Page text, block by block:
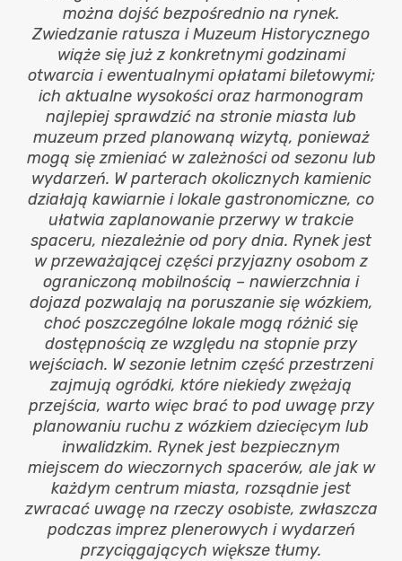
można dojść bezpośrednio na rynek.
Zwiedzanie ratusza i Muzeum Historycznego
wiąże się już z konkretnymi godzinami
otwarcia i ewentualnymi opłatami biletowymi;
ich aktualne wysokości oraz harmonogram
najlepiej sprawdzić na stronie miasta lub
muzeum przed planowaną wizytą, ponieważ
mogą się zmieniać w zależności od sezonu lub
wydarzeń. W parterach okolicznych kamienic
działają kawiarnie i lokale gastronomiczne, co
ułatwia zaplanowanie przerwy w trakcie
spaceru, niezależnie od pory dnia. Rynek jest
w przeważającej części przyjazny osobom z
ograniczoną mobilnością – nawierzchnia i
dojazd pozwalają na poruszanie się wózkiem,
choć poszczególne lokale mogą różnić się
dostępnością ze względu na stopnie przy
wejściach. W sezonie letnim część przestrzeni
zajmują ogródki, które niekiedy zwężają
przejścia, warto więc brać to pod uwagę przy
planowaniu ruchu z wózkiem dziecięcym lub
inwalidzkim. Rynek jest bezpiecznym
miejscem do wieczornych spacerów, ale jak w
każdym centrum miasta, rozsądnie jest
zwracać uwagę na rzeczy osobiste, zwłaszcza
podczas imprez plenerowych i wydarzeń
przyciągających większe tłumy.